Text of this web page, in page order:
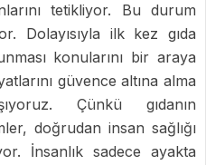
tetikliyor. Bu durum
Dolayısıyla ilk kez gıda
konularını bir araya
güvence altına alma
Çünkü gıdanın
doğrudan insan sağlığı
İnsanlık sadece ayakta